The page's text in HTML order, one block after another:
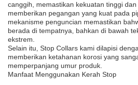
canggih, memastikan kekuatan tinggi
memberikan pegangan yang kuat pada
mekanisme penguncian memastikan
berada di tempatnya, bahkan di bawah
ekstrem.
Selain itu, Stop Collars kami dilapisi
memberikan ketahanan korosi yang
memperpanjang umur produk.
Manfaat Menggunakan Kerah Stop